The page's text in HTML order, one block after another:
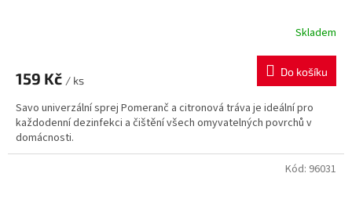
Skladem
159 Kč / ks
Do košíku
Savo univerzální sprej Pomeranč a citronová tráva je ideální pro
každodenní dezinfekci a čištění všech omyvatelných povrchů v
domácnosti.
Kód: 96031